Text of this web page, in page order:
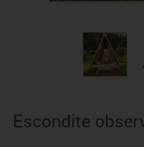
Escondite